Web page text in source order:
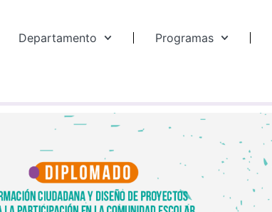
Departamento Programas